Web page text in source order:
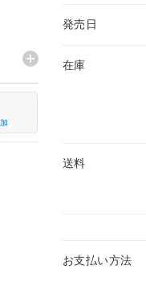
発売日
在庫
送料
お支払い方法